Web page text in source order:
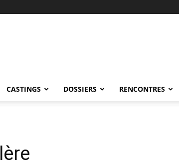
CASTINGS DOSSIERS RENCONTRES